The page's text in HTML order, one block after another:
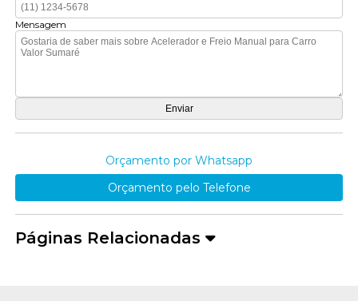
Mensagem
Orçamento por Whatsapp
Orçamento pelo Telefone
Páginas Relacionadas